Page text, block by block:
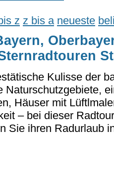
z z bis a neueste
Kulisse der
Naturschutzgebiete,
Häuser mit
– bei dieser
Sie ihren Radurlaub